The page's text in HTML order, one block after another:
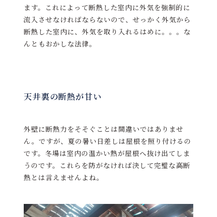
ます。これによって断熱した室内に外気を強制的に
流入させなければならないので、せっかく外気から
断熱した室内に、外気を取り入れるはめに。。。な
んともおかしな法律。
天井裏の断熱が甘い
外壁に断熱力をそそぐことは間違いではありませ
ん。ですが、夏の暑い日差しは屋根を照り付けるの
です。冬場は室内の温かい熱が屋根へ抜け出てしま
うのです。これらを防がなければ決して完璧な高断
熱とは言えませんよね。